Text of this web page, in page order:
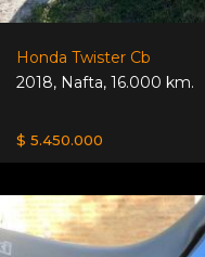
Honda Twister Cb
2018, Nafta, 16.000 km.
$ 5.450.000